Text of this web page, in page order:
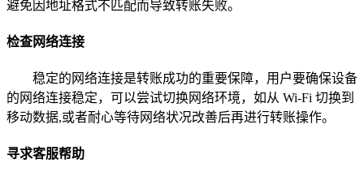
避免因地址格式不匹配而导致转账失败。
检查网络连接
稳定的网络连接是转账成功的重要保障，用户要确保设备
的网络连接稳定，可以尝试切换网络环境，如从 Wi-Fi 切换到
移动数据,或者耐心等待网络状况改善后再进行转账操作。
寻求客服帮助